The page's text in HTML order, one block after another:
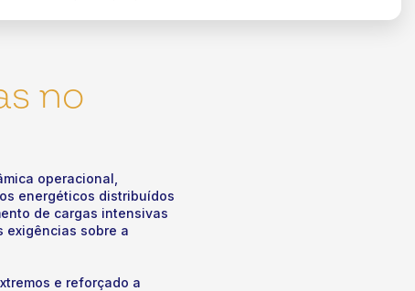
no
operacional,
energéticos distribuídos
de cargas intensivas
exigências sobre a
e reforçado a